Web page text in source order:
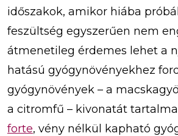
időszakok, amikor hiába
feszültség egyszerűen nem
átmenetileg érdemes lehet a
hatású gyógynövényekhez
gyógynövények – a
a citromfű – kivonatát
forte, vény nélkül kapható